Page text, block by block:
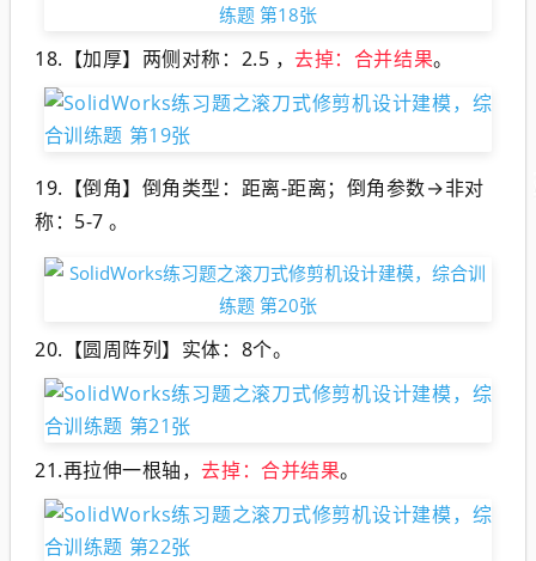
18.【加厚】两侧对称：2.5 ，去掉：合并结果。
19.【倒角】倒角类型：距离-距离；倒角参数→非对
称：5-7 。
20.【圆周阵列】实体：8个。
21.再拉伸一根轴，去掉：合并结果。